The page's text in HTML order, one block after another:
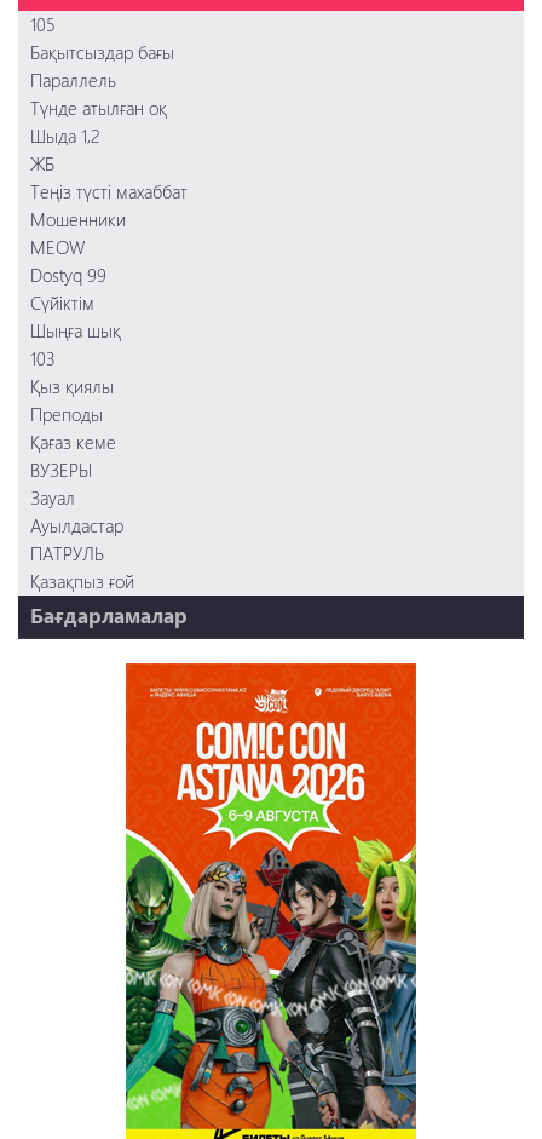
Соник 2 в кино
Игры киллеров
Тихоокеанский рубеж 2
Заложница 2
Смертельное шоссе
Қыз қиялы
Ауылдастар
Преподы
Қағаз кеме
103
Шыңға шық
Сүйіктім
Мошенники
Два лица Стамбула
Ивановы-Ивановы
105
Бақытсыздар бағы
Параллель
Түнде атылған оқ
Шыда 1,2
ЖБ
Теңіз түсті махаббат
Мошенники
MEOW
Dostyq 99
Сүйіктім
Шыңға шық
103
Қыз қиялы
Преподы
Қағаз кеме
ВУЗЕРЫ
Зауал
Ауылдастар
ПАТРУЛЬ
Қазақпыз ғой
Бағдарламалар
Ұ-Night show